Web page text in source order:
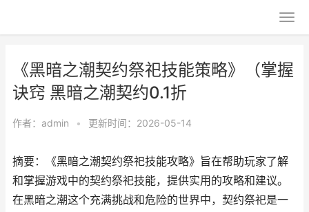
《黑暗之潮契约祭祀技能策略》（掌握
诀窍 黑暗之潮契约0.1折
作者： admin • 更新时间：2026-05-14
摘要：《黑暗之潮契约祭祀技能攻略》旨在帮助玩家了解
和掌握游戏中的契约祭祀技能，提供实用的攻略和建议。
在黑暗之潮这个充满挑战和危险的世界中，契约祭祀是一